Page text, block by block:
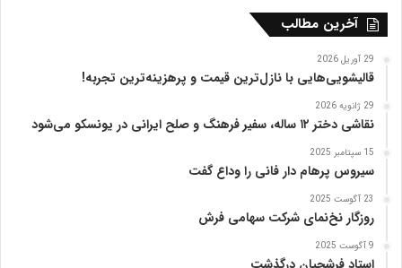
آخرین مطالب
29 آوریل 2026
قالیشویی‌هایی با نازل‌ترین قیمت و پرهزینه‌ترین تجربه!
29 ژانویه 2026
نقاشی دختر ۱۲ ساله، سفیر فرهنگ و صلح ایرانی در یونسکو می‌شود
15 سپتامبر 2025
سیروس پرهام دار فانی را وداع گفت
23 آگوست 2025
روزگار نخ‌نمای شرکت سهامی فرش
9 آگوست 2025